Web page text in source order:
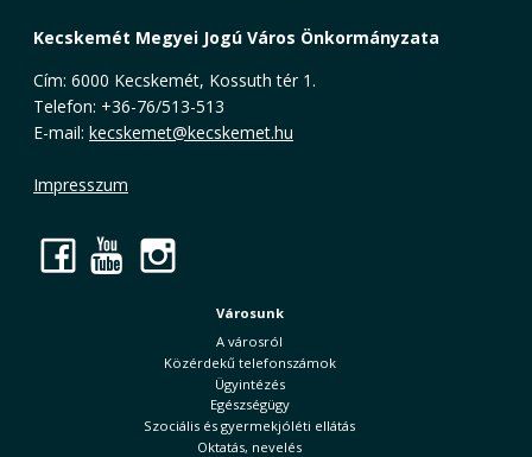
Kecskemét Megyei Jogú Város Önkormányzata
Cím: 6000 Kecskemét, Kossuth tér 1.
Telefon: +36-76/513-513
E-mail: kecskemet@kecskemet.hu
Impresszum
Facebook
YouTube
Városunk
A városról
Közérdekű telefonszámok
Ügyintézés
Egészségügy
Szociális és gyermekjóléti ellátás
Oktatás, nevelés